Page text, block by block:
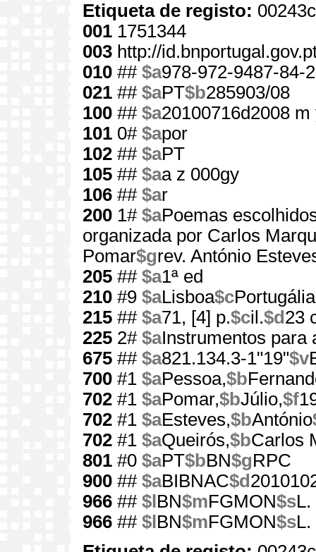
Etiqueta de registo:
001 1751344
003 http://
010 ## $a978-972-9487-84-2
021 ## $aPT$b285903/08
100 ## $a20100716d2008
101 0# $apor
102 ## $aPT
105 ## $aa z 000gy
106 ## $ar
200 1# $aPoemas
organizada por Carlos
Pomar$grev. António
205 ## $a1ª ed
210 #9 $aLisboa$c
215 ## $a71, [4] p.$cil.$d 23
225 2# $aInstrumentos para
675 ## $a821.134.3-1"19"$v
700 #1 $aPessoa,$b
702 #1 $aPomar,$bJúlio,$f
702 #1 $aEsteves,$bAntónio
702 #1 $aQueirós,$bCarlos
801 #0 $aPT$bBN$gRPC
900 ## $aBIBNAC$d
966 ## $l BN$mFGMON$sL.
966 ## $l BN$mFGMON$sL.